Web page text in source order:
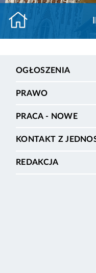
OGŁOSZENIA
PRAWO
PRACA - NOWE
KONTAKT Z
REDAKCJA